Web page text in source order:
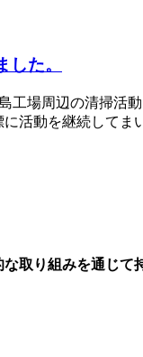
た。
場周辺の清掃活
活動を継続してま
取り組みを通じて